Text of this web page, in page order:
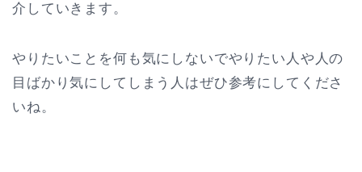
介していきます。
やりたいことを何も気にしないでやりたい人や人の
目ばかり気にしてしまう人はぜひ参考にしてくださ
いね。